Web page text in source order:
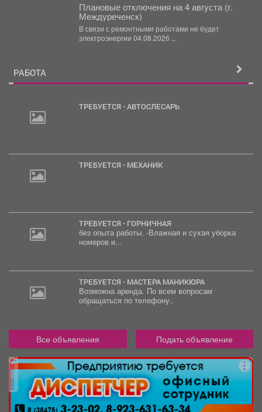
Плановые отключения на 4 августа (г.
Междуреченск)
В связи с ремонтными работами не будет
электроэнергии 04.08.2026 ...
РАБОТА
ТРЕБУЕТСЯ - АВТОСЛЕСАРЬ
ТРЕБУЕТСЯ - МЕХАНИК
ТРЕБУЕТСЯ - ГОРНИЧНАЯ
без опыта работы. -Влажная и сухая уборка
номеров и...
ТРЕБУЕТСЯ - МАСТЕРА МАНИКЮРА
Возможна аренда. По всем вопросам
обращаться по телефону..
Все объявления Подать объявление
реклама